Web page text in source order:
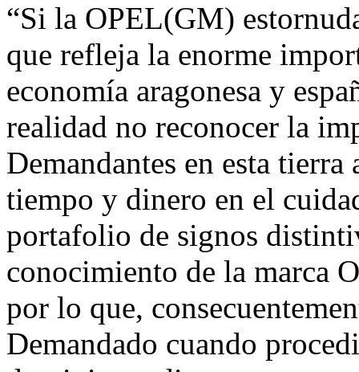
“Si la OPEL(GM)
que refleja la enorme
economía aragonesa y
realidad no reconocer la
Demandantes en esta
tiempo y dinero en el
portafolio de signos
conocimiento de la marca
por lo que,
Demandado cuando